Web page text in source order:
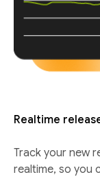
Realtime
Track your new
realtime, so you